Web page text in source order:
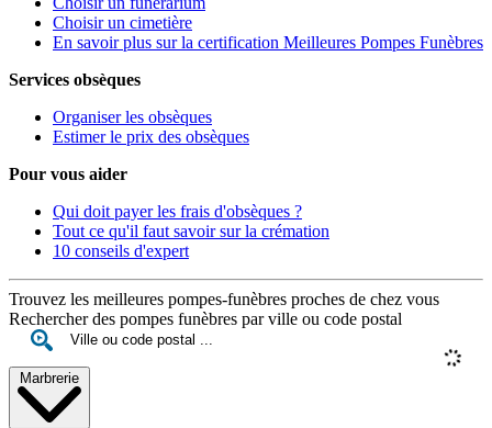
Choisir un cimetière
En savoir plus sur la certification Meilleures Pompes Funèbres
Services obsèques
Organiser les obsèques
Estimer le prix des obsèques
Pour vous aider
Qui doit payer les frais d'obsèques ?
Tout ce qu'il faut savoir sur la crémation
10 conseils d'expert
Trouvez les meilleures pompes-funèbres proches de chez vous
Rechercher des pompes funèbres par ville ou code postal
Marbrerie